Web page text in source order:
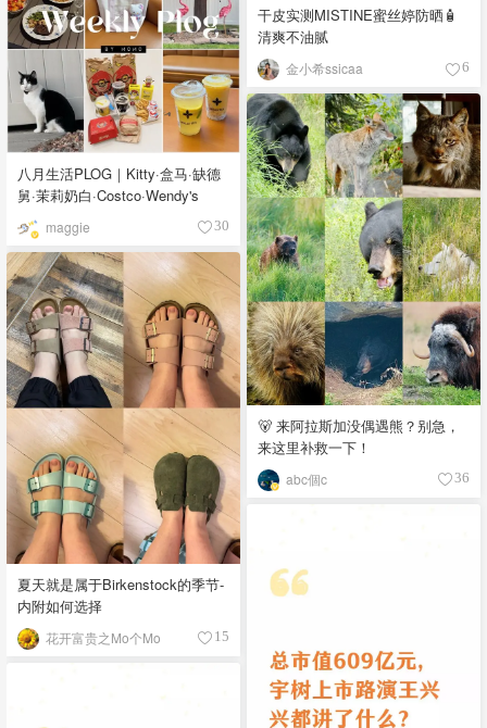
干皮实测MISTINE蜜丝婷防晒🧴
清爽不油腻
金小希ssicaa 6
八月生活PLOG｜Kitty·盒马·缺德
舅·茉莉奶白·Costco·Wendy's
maggie 30
🐻 来阿拉斯加没偶遇熊？别急，
来这里补救一下！
abc個c 36
夏天就是属于Birkenstock的季节-
内附如何选择
花开富贵之Mo个Mo 15